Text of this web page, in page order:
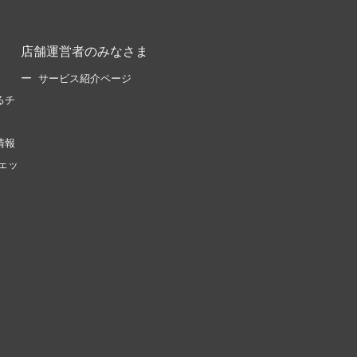
チ
報
ッ
店舗運営者のみなさま
サービス紹介ページ